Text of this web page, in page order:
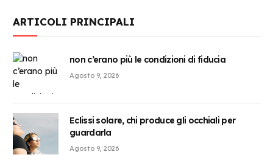
ARTICOLI PRINCIPALI
non c’erano più le condizioni di fiducia
Agosto 9, 2026
Eclissi solare, chi produce gli occhiali per
guardarla
Agosto 9, 2026